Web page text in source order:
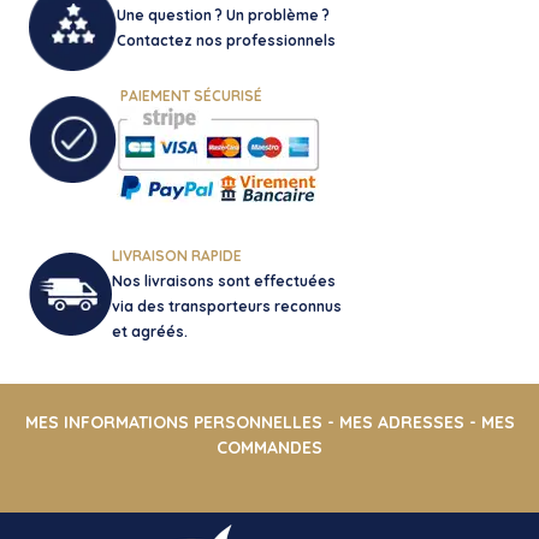
Une question ? Un problème ?
Contactez nos professionnels
PAIEMENT SÉCURISÉ
LIVRAISON RAPIDE
Nos livraisons sont effectuées
via des transporteurs reconnus
et agréés.
MES INFORMATIONS PERSONNELLES - MES ADRESSES - MES
COMMANDES